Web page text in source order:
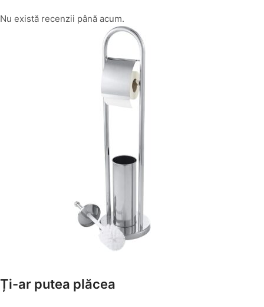
Nu există recenzii până acum.
Suporți Hârtie Igenică
Ți-ar putea plăcea